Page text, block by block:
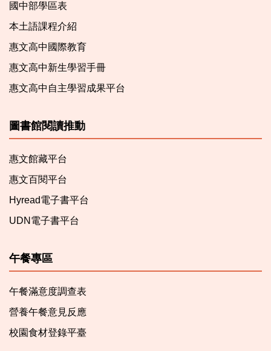
國中部學區表
本土語課程介紹
惠文高中國際教育
惠文高中新生學習手冊
惠文高中自主學習成果平台
圖書館閱讀推動
惠文館藏平台
惠文百閱平台
Hyread電子書平台
UDN電子書平台
午餐專區
午餐滿意度調查表
營養午餐意見反應
校園食材登錄平臺